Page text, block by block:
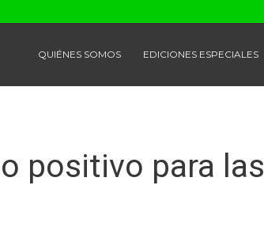
QUIÉNES SOMOS EDICIONES ESPECIALES
positivo para las